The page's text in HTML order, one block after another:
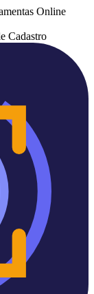
Online
Cadastro